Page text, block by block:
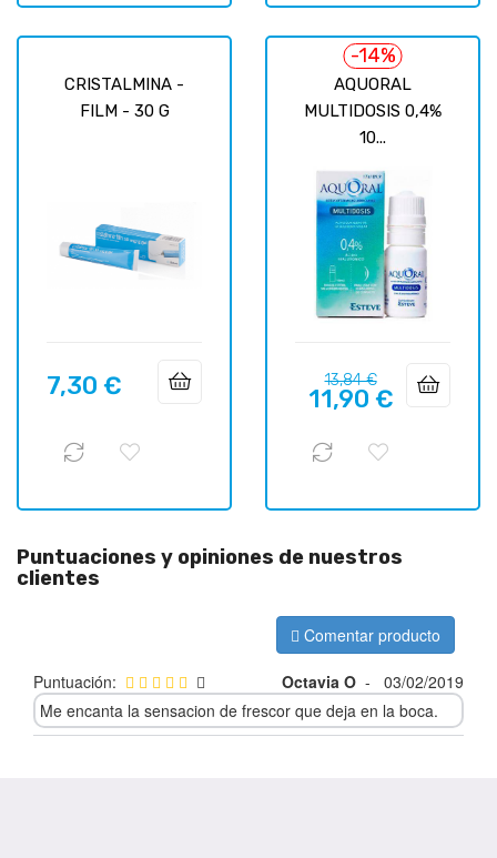
CRISTALMINA -
FILM - 30 G
Precio
7,30 €
AQUORAL
MULTIDOSIS 0,4%
10...
-14%
Precio
regular
13,84 €Precio
11,90 €
Puntuaciones y opiniones de nuestros
clientes
Comentar producto
Puntuación: Octavia O -
03/02/2019
Me encanta la sensacion de frescor que deja en la boca.